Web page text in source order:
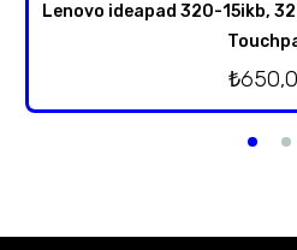
Lenovo ideapad 320-15ikb,
₺